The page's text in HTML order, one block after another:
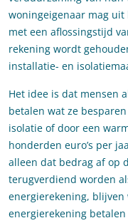
woningeigenaar mag uit
met een aflossingstijd
rekening wordt
installatie- en
Het idee is dat mensen
betalen wat ze
isolatie of door een
honderden euro’s per
alleen dat bedrag af op
terugverdiend worden
energierekening,
energierekening